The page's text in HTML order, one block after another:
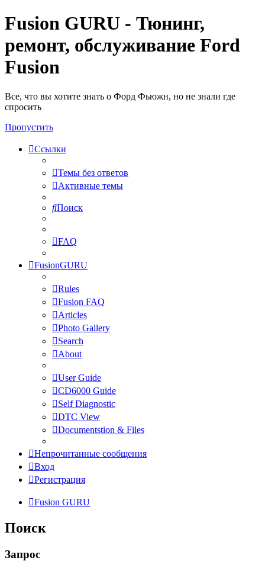
Fusion GURU - Тюнинг,
ремонт, обслуживание Ford
Fusion
Все, что вы хотите знать о Форд Фьюжн, но не знали где
спросить
Пропустить
Ссылки
Темы без ответов
Активные темы
Поиск
FAQ
FusionGURU
Rules
Fusion FAQ
Articles
Photo Gallery
Search
About
User Guide
CD6000 Guide
Self Diagnostic
DTC View
Documentstion & Files
Непрочитанные сообщения
Вход
Регистрация
Fusion GURU
Поиск
Запрос